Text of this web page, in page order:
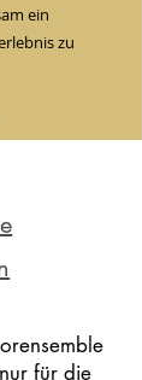
ein
zu
für die